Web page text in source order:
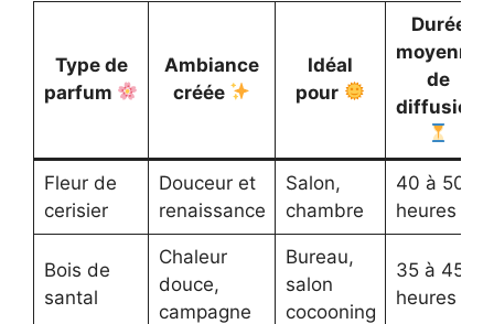
Type de
parfum
Ambiance
créée
Idéal
pour
Durée
moyenne
de
diffusion
Fleur de
cerisier
Douceur et
renaissance
Salon,
chambre
40 à 50
heures
Bois de
santal
Chaleur
douce,
campagne
Bureau,
salon
cocooning
35 à 45
heures